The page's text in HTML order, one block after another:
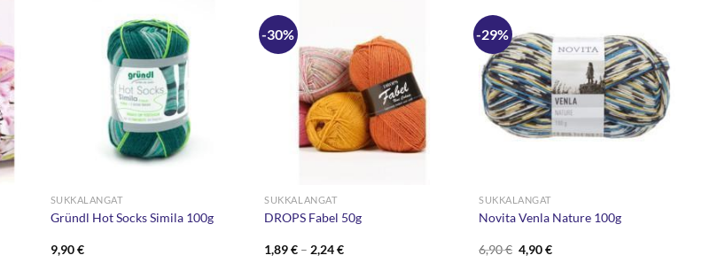
SUKKALANGAT
Gründl Hot Socks Simila 100g
9,90€
-30%
SUKKALANGAT
DROPS Fabel 50g
1,89€ – 2,24€Hintaluokka:
-29%
SUKKALANGAT
Novita Venla Nature 100g
6,90€ Alkuperäinen
4,90€Nykyinen